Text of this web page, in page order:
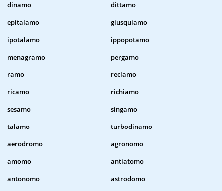
dinamo
dittamo
epitalamo
giusquiamo
ipotalamo
ippopotamo
menagramo
pergamo
ramo
reclamo
ricamo
richiamo
sesamo
singamo
talamo
turbodinamo
aerodromo
agronomo
amomo
antiatomo
antonomo
astrodomo